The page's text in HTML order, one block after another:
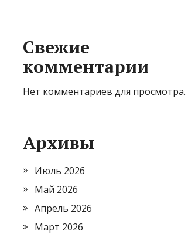
Свежие
комментарии
Нет комментариев для просмотра.
Архивы
Июль 2026
Май 2026
Апрель 2026
Март 2026